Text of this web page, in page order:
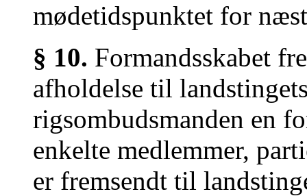
mødetidspunktet for
§ 10. Formandsskabet
afholdelse til
rigsombudsmanden en
enkelte medlemmer,
er fremsendt til